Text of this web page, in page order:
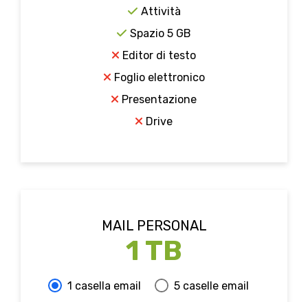
Attività
Spazio 5 GB
Editor di testo
Foglio elettronico
Presentazione
Drive
MAIL PERSONAL
1 TB
1 casella email 5 caselle email